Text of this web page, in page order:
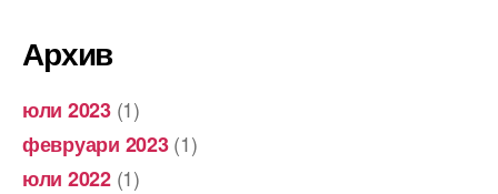
Архив
юли 2023(1)
февруари 2023(1)
юли 2022(1)